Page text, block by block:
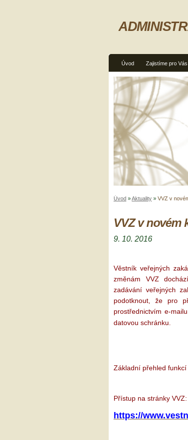
Úvod Zajistíme pro Vás
Úvod »Aktuality » VVZ v
VVZ v novém
9. 10. 2016
Věstník veřejných
změnám VVZ
zadávání veřejných
podotknout, že pro
prostřednictvím e-
datovou schránku.
Základní přehled
Přístup na stránky VVZ:
https://